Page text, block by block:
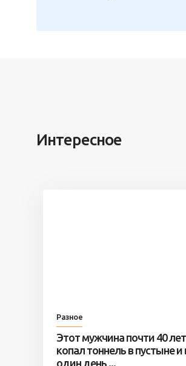
Интересное
Разное
Этот мужчина почти 40 лет
копал тоннель в пустыне и
один день ...